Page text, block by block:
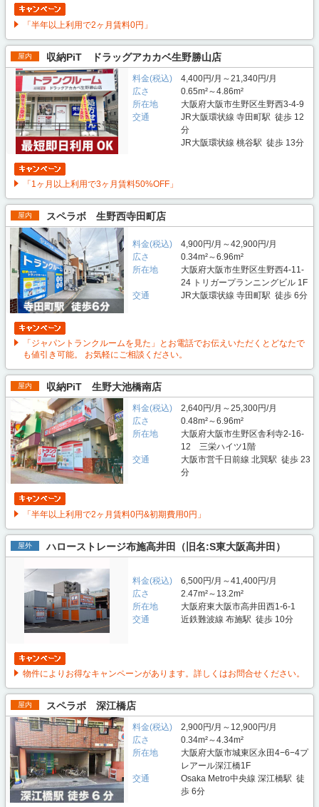
「半年以上利用で2ヶ月賃料0円」
屋内 収納PiT ドラッグアカカベ生野勝山店
料金(税込)
4,400円/月～21,340円/月
広さ
0.65m²～4.86m²
所在地
大阪府大阪市生野区生野西3-4-9
交通
JR大阪環状線 寺田町駅 徒歩 12
分
JR大阪環状線 桃谷駅 徒歩 13分
「1ヶ月以上利用で3ヶ月賃料50%OFF」
屋内 スペラボ 生野西寺田町店
料金(税込)
4,900円/月～42,900円/月
広さ
0.34m²～6.96m²
所在地
大阪府大阪市生野区生野西4-11-
24 トリガープランニングビル 1F
交通
JR大阪環状線 寺田町駅 徒歩 6分
「ジャパントランクルームを見た」とお電話でお伝えいただくとどなたで
も値引き可能。 お気軽にご相談ください。
屋内 収納PiT 生野大池橋南店
料金(税込)
2,640円/月～25,300円/月
広さ
0.48m²～6.96m²
所在地
大阪府大阪市生野区舎利寺2-16-
12 三栄ハイツ1階
交通
大阪市営千日前線 北巽駅 徒歩 23
分
「半年以上利用で2ヶ月賃料0円&初期費用0円」
屋外 ハローストレージ布施高井田（旧名:S東大阪高井田）
料金(税込)
6,500円/月～41,400円/月
広さ
2.47m²～13.2m²
所在地
大阪府東大阪市高井田西1-6-1
交通
近鉄難波線 布施駅 徒歩 10分
物件によりお得なキャンペーンがあります。詳しくはお問合せください。
屋内 スペラボ 深江橋店
料金(税込)
2,900円/月～12,900円/月
広さ
0.34m²～4.34m²
所在地
大阪府大阪市城東区永田4−6−4プ
レアール深江橋1F
交通
Osaka Metro中央線 深江橋駅 徒
歩 6分